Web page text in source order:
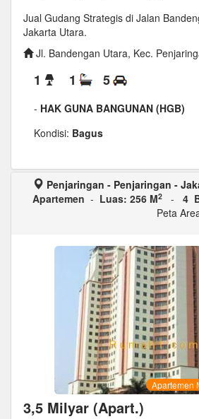
Jual Gudang Strategis di Jalan
Jakarta Utara.
Jl. Bandengan Utara, Kec.
1 1 5
- HAK GUNA BANGUNAN (HGB)
Kondisi: Bagus
Penjaringan - Penjaringan -
Apartemen - Luas: 256 M2 - 4
Peta
Apartemen
3,5 Milyar (Apart.)